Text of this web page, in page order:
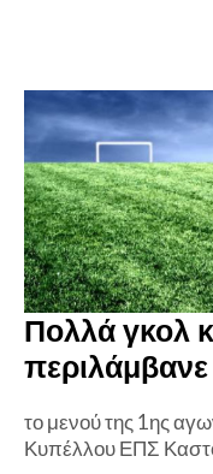
Πολλά γκολ
περιλάμβανε
το μενού της 1ης
Κυπέλλου ΕΠΣ